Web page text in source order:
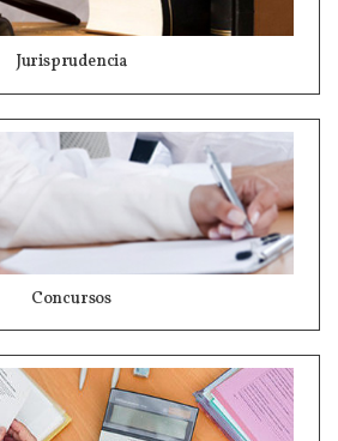
Jurisprudencia
Concursos